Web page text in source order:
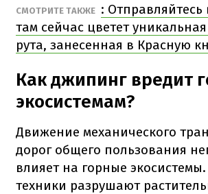
СМОТРИТЕ ТАКЖЕ :
там сейчас цветет
рута, занесенная в Красную
Как джипинг вредит
экосистемам?
Движение механического
дорог общего пользования
влияет на горные
техники разрушают